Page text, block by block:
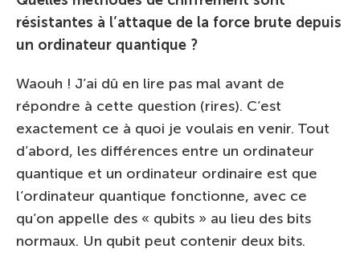
résistantes à l’attaque de la force brute depuis
un ordinateur quantique ?
Waouh ! J’ai dû en lire pas mal avant de
répondre à cette question (rires). C’est
exactement ce à quoi je voulais en venir. Tout
d’abord, les différences entre un ordinateur
quantique et un ordinateur ordinaire est que
l’ordinateur quantique fonctionne, avec ce
qu’on appelle des « qubits » au lieu des bits
normaux. Un qubit peut contenir deux bits.